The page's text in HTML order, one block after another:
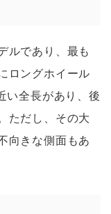
ルであり、最も
ロングホイール
い全長があり、後
ただし、その大
向きな側面もあ